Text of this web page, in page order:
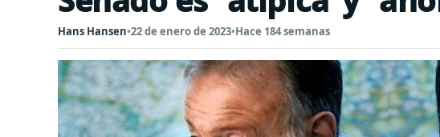
Hans Hansen•22 de enero de 2023•Hace 184 semanas